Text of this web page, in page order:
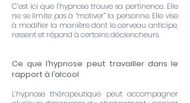
C’est ici que l’hypnose trouve sa pertinence. Elle
ne se limite pas à “motiver” la personne. Elle vise
à modifier la manière dont le cerveau anticipe,
ressent et répond à certains déclencheurs.
Ce que l’hypnose peut travailler dans le
rapport à l’alcool
L’hypnose thérapeutique peut accompagner